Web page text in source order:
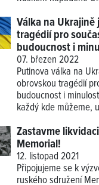
Válka na Ukrajině
tragédií pro
budoucnost i
07. březen 2022
Putinova válka na
obrovskou tragédií
budoucnost i
každý kde můžeme,
Zastavme
Memorial!
12. listopad 2021
Připojujeme se k
ruského sdružení